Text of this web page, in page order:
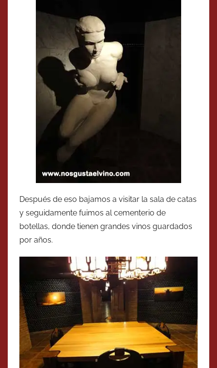
Después de eso bajamos a visitar la sala de catas
y seguidamente fuimos al cementerio de
botellas, donde tienen grandes vinos guardados
por años.